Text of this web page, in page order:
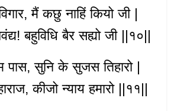
मैं कछु नाहिं कियो जी |
बहुविधि बैर सह्यो जी ||१०||
सुनि के सुजस तिहारो |
कीजो न्याय हमारो ||११||